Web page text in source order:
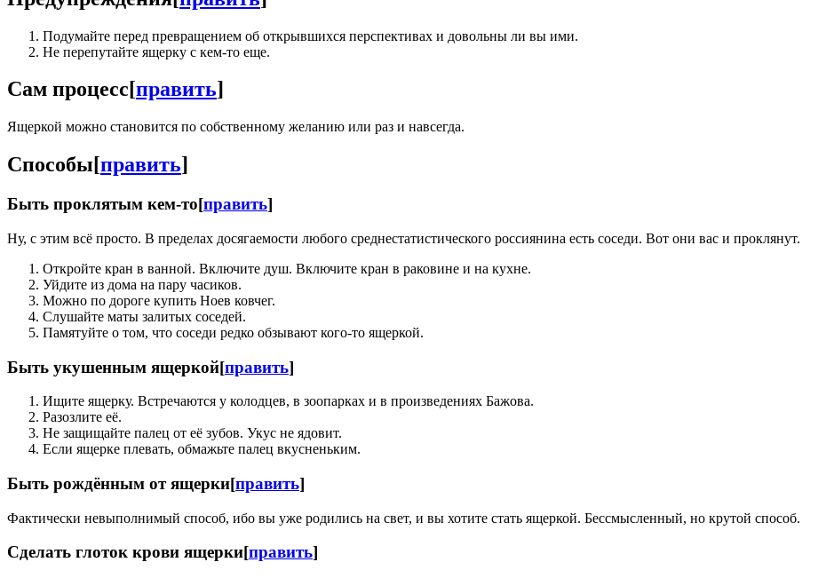
Подумайте перед превращением об открывшихся перспективах и довольны ли вы ими.
Не перепутайте ящерку с кем-то еще.
Сам процесс[править]
Ящеркой можно становится по собственному желанию или раз и навсегда.
Способы[править]
Быть проклятым кем-то[править]
Ну, с этим всё просто. В пределах досягаемости любого среднестатистического россиянина есть соседи. Вот они вас и проклянут.
Откройте кран в ванной. Включите душ. Включите кран в раковине и на кухне.
Уйдите из дома на пару часиков.
Можно по дороге купить Ноев ковчег.
Слушайте маты залитых соседей.
Памятуйте о том, что соседи редко обзывают кого-то ящеркой.
Быть укушенным ящеркой[править]
Ищите ящерку. Встречаются у колодцев, в зоопарках и в произведениях Бажова.
Разозлите её.
Не защищайте палец от её зубов. Укус не ядовит.
Если ящерке плевать, обмажьте палец вкусненьким.
Быть рождённым от ящерки[править]
Фактически невыполнимый способ, ибо вы уже родились на свет, и вы хотите стать ящеркой. Бессмысленный, но крутой способ.
Сделать глоток крови ящерки[править]